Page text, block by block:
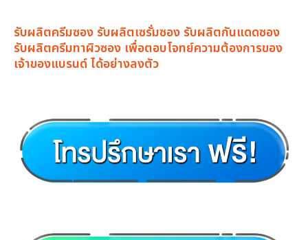
รับผลิตครีมซอง รับผลิตเซรั่มซอง รับผลิตกันแดดซอง
รับผลิตครีมทาผิวซอง เพื่อตอบโจทย์ความต้องการของ
เจ้าของแบรนด์ ได้อย่างลงตัว